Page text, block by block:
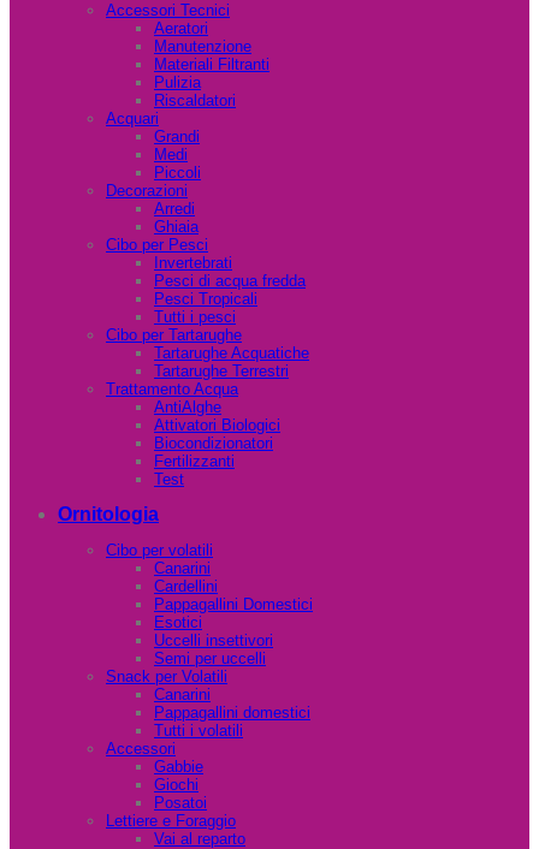
Accessori Tecnici
Aeratori
Manutenzione
Materiali Filtranti
Pulizia
Riscaldatori
Acquari
Grandi
Medi
Piccoli
Decorazioni
Arredi
Ghiaia
Cibo per Pesci
Invertebrati
Pesci di acqua fredda
Pesci Tropicali
Tutti i pesci
Cibo per Tartarughe
Tartarughe Acquatiche
Tartarughe Terrestri
Trattamento Acqua
AntiAlghe
Attivatori Biologici
Biocondizionatori
Fertilizzanti
Test
Ornitologia
Cibo per volatili
Canarini
Cardellini
Pappagallini Domestici
Esotici
Uccelli insettivori
Semi per uccelli
Snack per Volatili
Canarini
Pappagallini domestici
Tutti i volatili
Accessori
Gabbie
Giochi
Posatoi
Lettiere e Foraggio
Vai al reparto